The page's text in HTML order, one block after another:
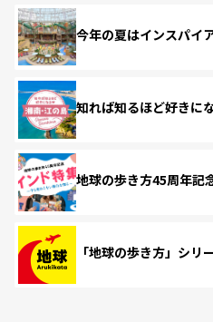
今年の夏はインスパイ
知れば知るほど好きに
地球の歩き方45周年記
「地球の歩き方」シリ